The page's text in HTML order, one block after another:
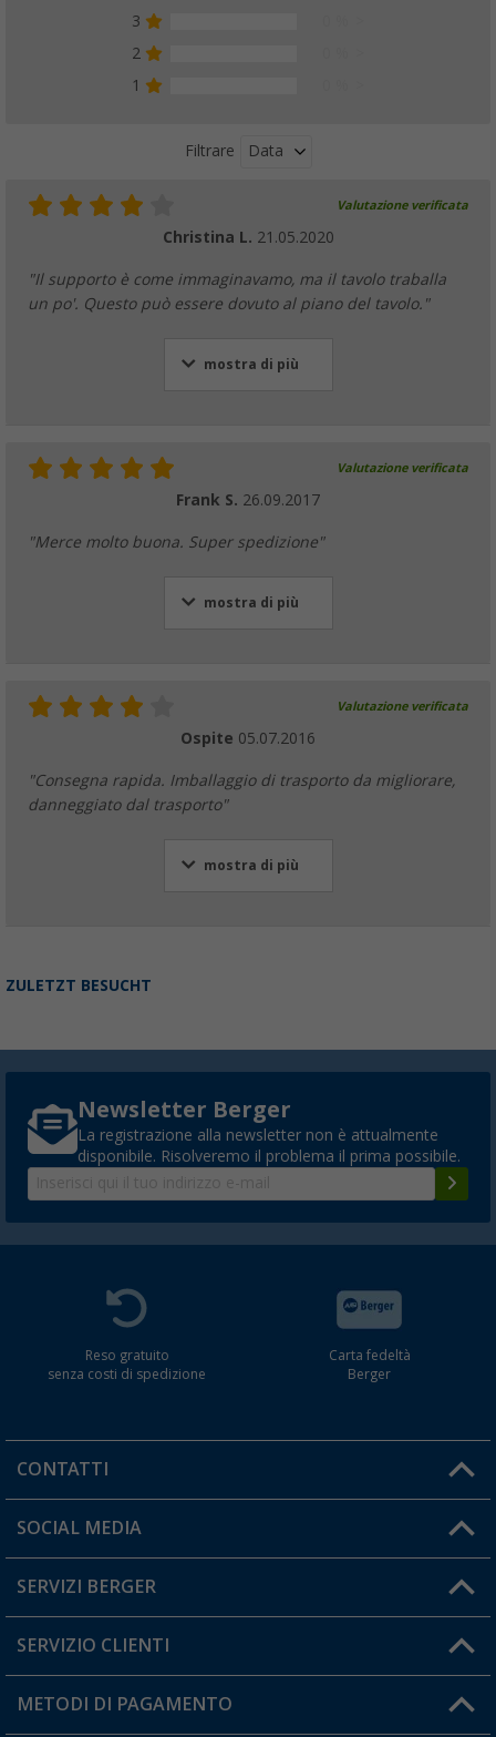
3
2
1
Filtrare Data
Valutazione verificata
Christina L. 21.05.2020
"Il supporto è come immaginavamo, ma il tavolo traballa
un po'. Questo può essere dovuto al piano del tavolo."
mostra di più
Valutazione verificata
Frank S. 26.09.2017
"Merce molto buona. Super spedizione"
mostra di più
Valutazione verificata
Ospite 05.07.2016
"Consegna rapida. Imballaggio di trasporto da migliorare,
danneggiato dal trasporto"
mostra di più
ZULETZT BESUCHT
Newsletter Berger
La registrazione alla newsletter non è attualmente
disponibile. Risolveremo il problema il prima possibile.
Reso gratuito
senza costi di spedizione
Carta fedeltà
Berger
CONTATTI
Orari di apertura del servizio:
Hai una domanda?
SOCIAL MEDIA
SERVIZI BERGER
Diventare rivenditori
Il mio Account
SERVIZIO CLIENTI
Informazioni sulla spedizione
METODI DI PAGAMENTO